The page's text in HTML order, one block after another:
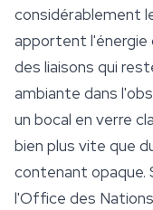
considérablement
apportent l'énergie
des liaisons qui
ambiante dans
un bocal en verre
bien plus vite que
contenant opaque.
l'Office des